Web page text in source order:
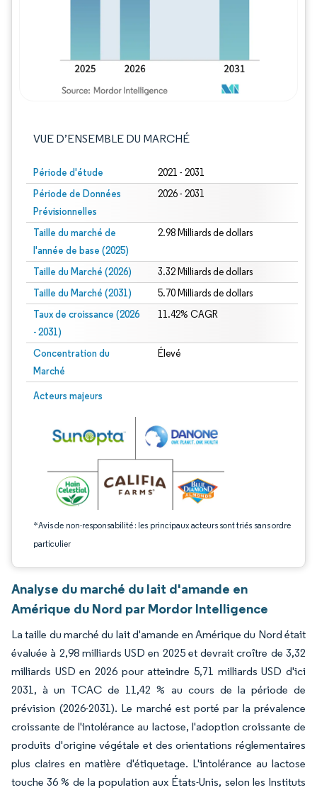
VUE D’ENSEMBLE DU MARCHÉ
Période d'étude 2021 - 2031
Période de Données
Prévisionnelles
2026 - 2031
Taille du marché de
l'année de base (2025)
2.98 Milliards de dollars
Taille du Marché (2026) 3.32 Milliards de dollars
Taille du Marché (2031) 5.70 Milliards de dollars
Taux de croissance (2026
- 2031)
11.42% CAGR
Concentration du
Marché
Élevé
Acteurs majeurs
*Avis de non-responsabilité : les principaux acteurs sont triés sans ordre
particulier
Image © Mordor Intelligence. La réutilisation nécessite une attribution sous CC
Analyse du marché du lait d'amande en
Amérique du Nord par Mordor Intelligence
La taille du marché du lait d'amande en Amérique du Nord était
évaluée à 2,98 milliards USD en 2025 et devrait croître de 3,32
milliards USD en 2026 pour atteindre 5,71 milliards USD d'ici
2031, à un TCAC de 11,42 % au cours de la période de
prévision (2026-2031). Le marché est porté par la prévalence
croissante de l'intolérance au lactose, l'adoption croissante de
produits d'origine végétale et des orientations réglementaires
plus claires en matière d'étiquetage. L'intolérance au lactose
touche 36 % de la population aux États-Unis, selon les Instituts